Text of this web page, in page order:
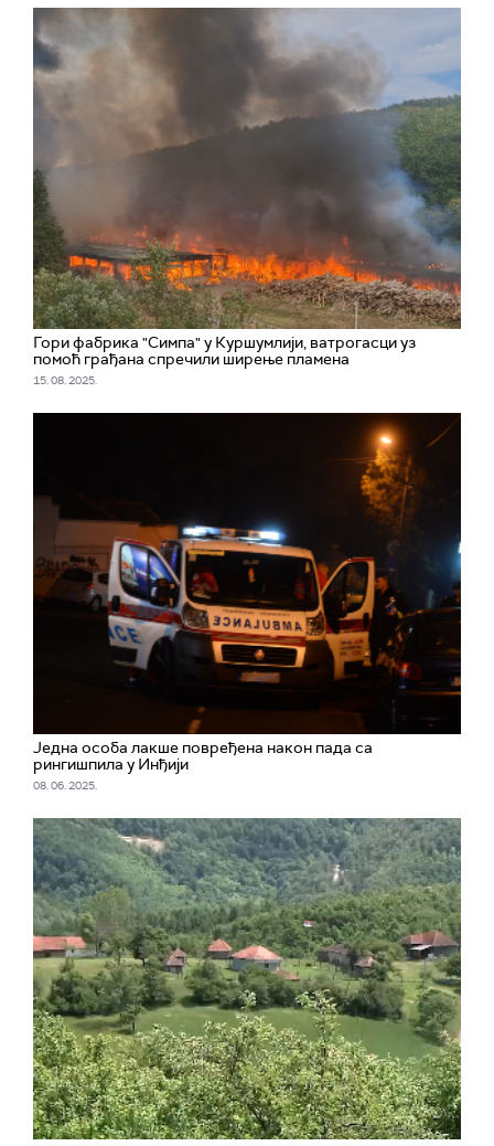
Гори фабрика "Симпа" у Куршумлији, ватрогасци уз
помоћ грађана спречили ширење пламена
15. 08. 2025.
Једна особа лакше повређена након пада са
рингишпила у Инђији
08. 06. 2025.